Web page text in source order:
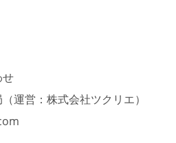
運営：株式会社ツクリエ）